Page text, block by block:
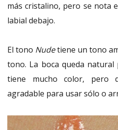
más cristalino, pero se nota
labial debajo.
El tono Nudetiene un tono
tono. La boca queda
tiene mucho color, pero
agradable para usar sólo o